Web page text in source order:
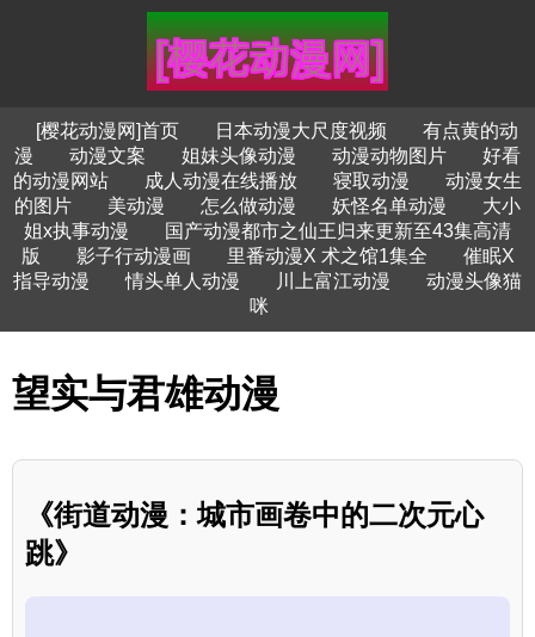
[樱花动漫网]首页 日本动漫大尺度视频
有点黄的动
漫
动漫文案 姐妹头像动漫 动漫动物图片
好看
的动漫网站
成人动漫在线播放 寝取动漫
动漫女生
的图片
美动漫 怎么做动漫 妖怪名单动漫
大小
姐x执事动漫
国产动漫都市之仙王归来更新至43集高清
版
影子行动漫画 里番动漫X 术之馆1集全
催眠X
指导动漫
情头单人动漫 川上富江动漫
动漫头像猫
咪
望实与君雄动漫
《街道动漫：城市画卷中的二次元心
跳》